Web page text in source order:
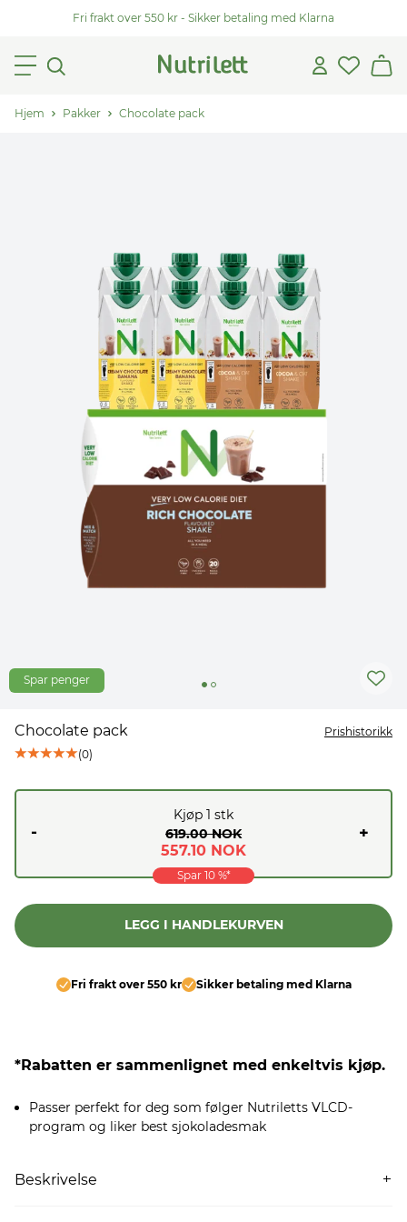
Fri frakt over 550 kr - Sikker betaling med Klarna
Hjem Pakker Chocolate pack
Spar penger
Chocolate pack
Prishistorikk
(0)
Kjøp 1 stk
- 619.00 NOK
557.10 NOK
+
Spar 10 %*
LEGG I HANDLEKURVEN
Fri frakt over 550 kr Sikker betaling med Klarna
*Rabatten er sammenlignet med enkeltvis kjøp.
Passer perfekt for deg som følger Nutriletts VLCD-
program og liker best sjokoladesmak
Beskrivelse